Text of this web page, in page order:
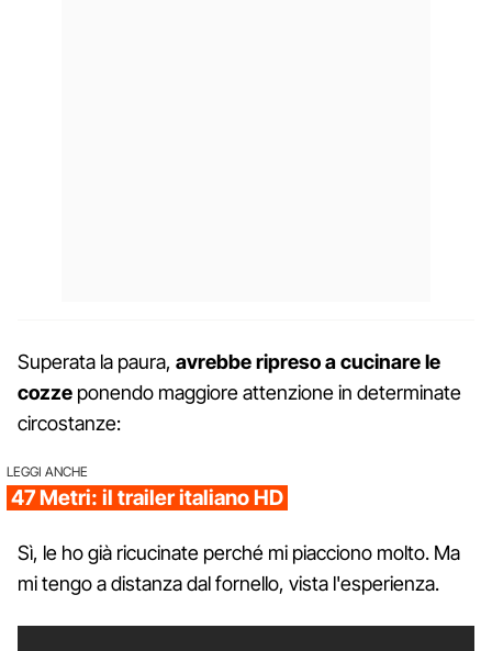
Superata la paura, avrebbe ripreso a cucinare le
cozze ponendo maggiore attenzione in determinate
circostanze:
LEGGI ANCHE
47 Metri: il trailer italiano HD
Sì, le ho già ricucinate perché mi piacciono molto. Ma
mi tengo a distanza dal fornello, vista l'esperienza.